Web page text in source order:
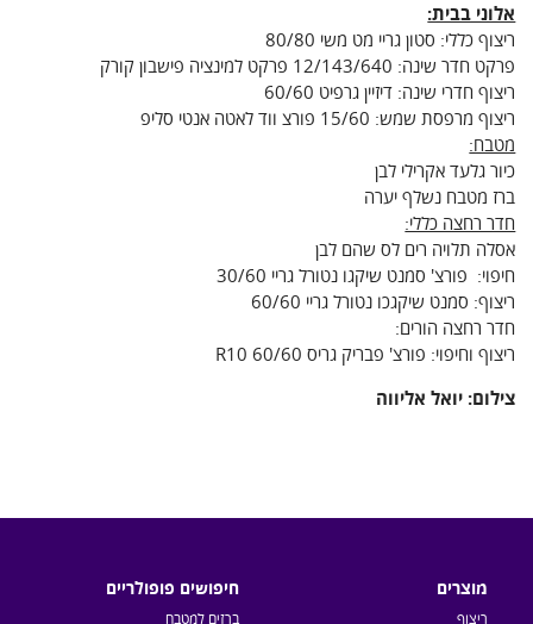
אלוני בבית:
ריצוף כללי: סטון גריי מט משי 80/80
פרקט חדר שינה: 12/143/640 פרקט למינציה פישבון קורק
ריצוף חדרי שינה: דיזיין גרפיט 60/60
ריצוף מרפסת שמש: 15/60 פורצ ווד לאטה אנטי סליפ
מטבח:
כיור גלעד אקרילי לבן
ברז מטבח נשלף יערה
חדר רחצה כללי:
אסלה תלויה רים לס שהם לבן
חיפוי: פורצ' סמנט שיקגו נטורל גריי 30/60
ריצוף: סמנט שיקגכו נטורל גריי 60/60
חדר רחצה הורים:
ריצוף וחיפוי: פורצ' פבריק גריס R10 60/60
צילום: יואל אליווה
מוצרים
ריצוף
חיפושים פופולריים
ברזים למטבח